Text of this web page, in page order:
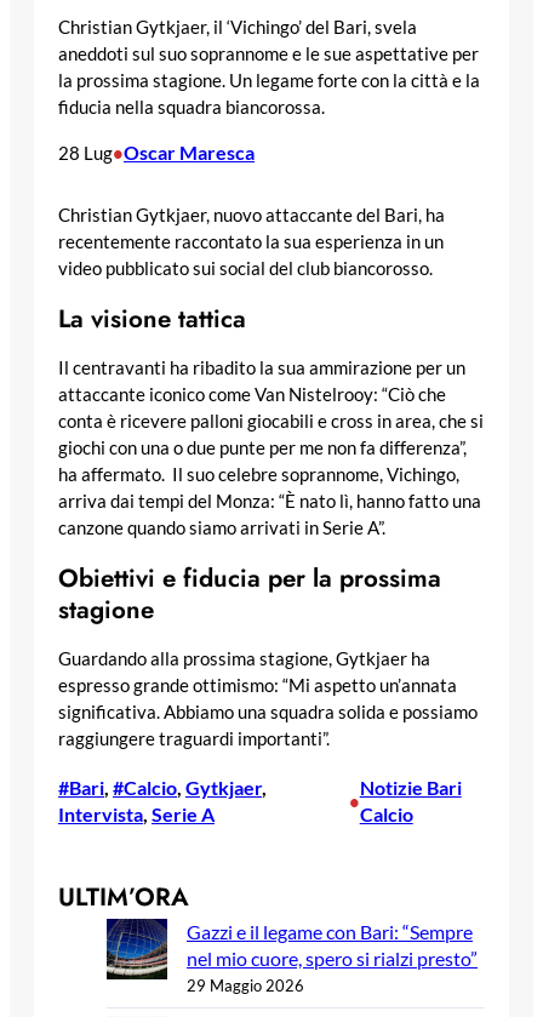
Christian Gytkjaer, il ‘Vichingo’ del Bari, svela
aneddoti sul suo soprannome e le sue aspettative per
la prossima stagione. Un legame forte con la città e la
fiducia nella squadra biancorossa.
28 Lug•Oscar Maresca
Christian Gytkjaer, nuovo attaccante del Bari, ha
recentemente raccontato la sua esperienza in un
video pubblicato sui social del club biancorosso.
La visione tattica
Il centravanti ha ribadito la sua ammirazione per un
attaccante iconico come Van Nistelrooy: “Ciò che
conta è ricevere palloni giocabili e cross in area, che si
giochi con una o due punte per me non fa differenza”,
ha affermato. Il suo celebre soprannome, Vichingo,
arriva dai tempi del Monza: “È nato lì, hanno fatto una
canzone quando siamo arrivati in Serie A”.
Obiettivi e fiducia per la prossima
stagione
Guardando alla prossima stagione, Gytkjaer ha
espresso grande ottimismo: “Mi aspetto un’annata
significativa. Abbiamo una squadra solida e possiamo
raggiungere traguardi importanti”.
#Bari, #Calcio, Gytkjaer
Intervista, Serie A
•
Notizie Bari
Calcio
ULTIM’ORA
Gazzi e il legame con Bari: “Sempre
nel mio cuore, spero si rialzi presto”
29 Maggio 2026